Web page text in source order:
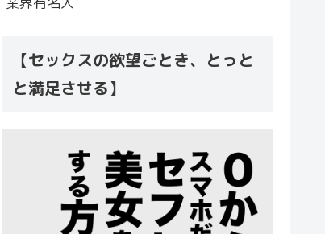
【セックスの欲望ごとき、とっと
と満足させる】